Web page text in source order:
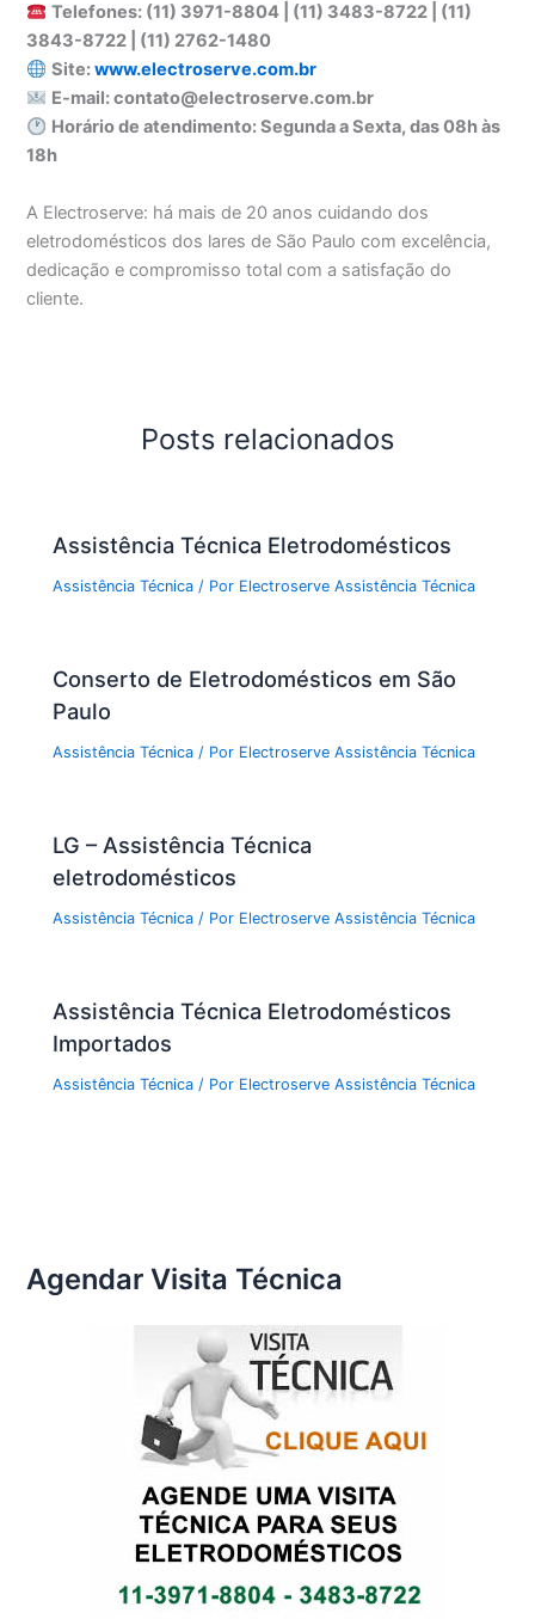
Telefones: (11) 3971-8804 | (11) 3483-8722 | (11)
3843-8722 | (11) 2762-1480
Site:www.electroserve.com.br
E-mail: contato@electroserve.com.br
Horário de atendimento: Segunda a Sexta, das 08h às
18h
A Electroserve: há mais de 20 anos cuidando dos
eletrodomésticos dos lares de São Paulo com excelência,
dedicação e compromisso total com a satisfação do
cliente.
Posts relacionados
Assistência Técnica Eletrodomésticos
Assistência Técnica / Por Electroserve Assistência Técnica
Conserto de Eletrodomésticos em São
Paulo
Assistência Técnica / Por Electroserve Assistência Técnica
LG – Assistência Técnica
eletrodomésticos
Assistência Técnica / Por Electroserve Assistência Técnica
Assistência Técnica Eletrodomésticos
Importados
Assistência Técnica / Por Electroserve Assistência Técnica
Agendar Visita Técnica